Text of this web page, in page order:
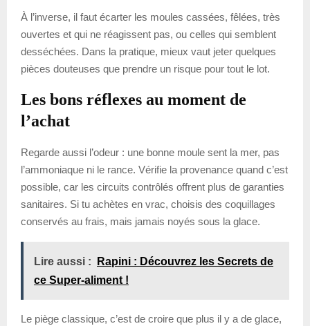
À l’inverse, il faut écarter les moules cassées, fêlées, très
ouvertes et qui ne réagissent pas, ou celles qui semblent
desséchées. Dans la pratique, mieux vaut jeter quelques
pièces douteuses que prendre un risque pour tout le lot.
Les bons réflexes au moment de
l’achat
Regarde aussi l’odeur : une bonne moule sent la mer, pas
l’ammoniaque ni le rance. Vérifie la provenance quand c’est
possible, car les circuits contrôlés offrent plus de garanties
sanitaires. Si tu achètes en vrac, choisis des coquillages
conservés au frais, mais jamais noyés sous la glace.
Lire aussi :
Rapini : Découvrez les Secrets de
ce Super-aliment !
Le piège classique, c’est de croire que plus il y a de glace,